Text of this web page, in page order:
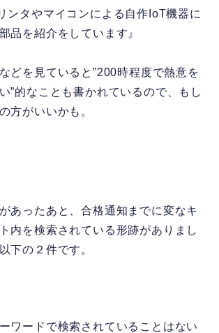
タやマイコンによる自作IoT機器に
品を紹介をしています』
どを見ていると”200時程度で熱意を
”的なことも書かれているので、もし
方がいいかも。
あったあと、合格通知までに変なキ
内を検索されている形跡がありまし
下の２件です。
ワードで検索されていることはない